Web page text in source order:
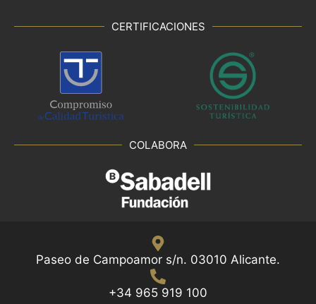
CERTIFICACIONES
COLABORA
Paseo de Campoamor s/n. 03010 Alicante.
+34 965 919 100